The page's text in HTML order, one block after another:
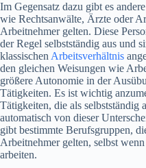
Im Gegensatz dazu gibt es
wie Rechtsanwälte, Ärzte oder
Arbeitnehmer gelten. Diese
der Regel selbstständig aus und
klassischen Arbeitsverhältnis
den gleichen Weisungen wie
größere Autonomie in der
Tätigkeiten. Es ist wichtig
Tätigkeiten, die als selbstständig
automatisch von dieser
gibt bestimmte Berufsgruppen,
Arbeitnehmer gelten, selbst
arbeiten.